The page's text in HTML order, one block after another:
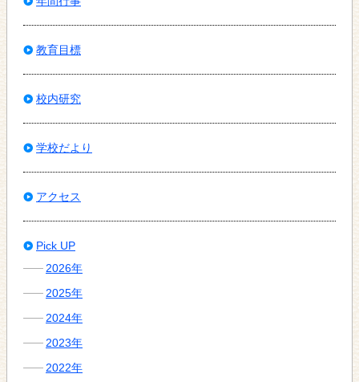
教育目標
校内研究
学校だより
アクセス
Pick UP
2026年
2025年
2024年
2023年
2022年